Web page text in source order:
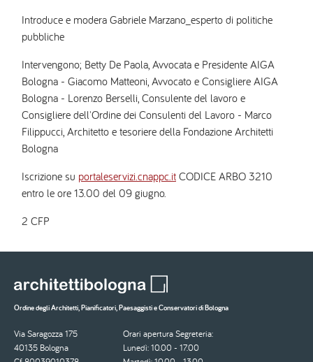
Introduce e modera Gabriele Marzano_esperto di politiche
pubbliche
Intervengono; Betty De Paola, Avvocata e Presidente AIGA
Bologna - Giacomo Matteoni, Avvocato e Consigliere AIGA
Bologna - Lorenzo Berselli, Consulente del lavoro e
Consigliere dell'Ordine dei Consulenti del Lavoro - Marco
Filippucci, Architetto e tesoriere della Fondazione Architetti
Bologna
Iscrizione su portaleservizi.cnappc.it CODICE ARBO 3210
entro le ore 13.00 del 09 giugno.
2 CFP
Ordine degli Architetti, Pianificatori, Paesaggisti e Conservatori di Bologna
Via Saragozza 175
40135 Bologna
Orari apertura Segreteria:
Lunedì: 10.00 - 17.00